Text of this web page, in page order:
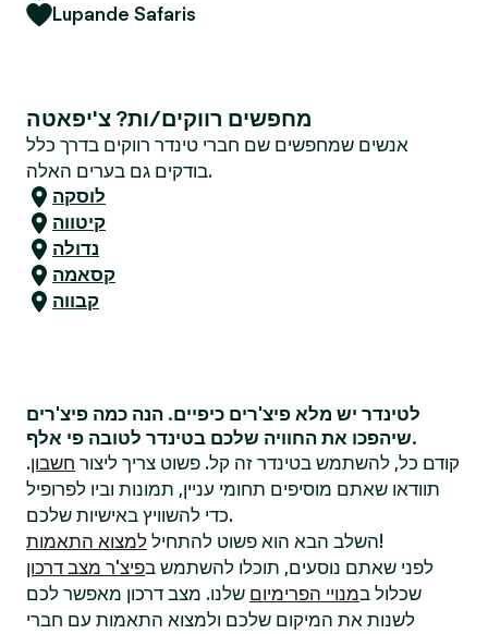
Lupande Safaris
מחפשים רווקים/ות? צ'יפאטה
אנשים שמחפשים שם חברי טינדר רווקים בדרך כלל
בודקים גם בערים האלה.
לוסקה
קיטווה
נדולה
קסאמה
קבווה
לטינדר יש מלא פיצ'רים כיפיים. הנה כמה פיצ'רים
שיהפכו את החוויה שלכם בטינדר לטובה פי אלף.
קודם כל, להשתמש בטינדר זה קל. פשוט צריך ליצור חשבון.
תוודאו שאתם מוסיפים תחומי עניין, תמונות וביו לפרופיל
כדי להשוויץ באישיות שלכם.
השלב הבא הוא פשוט להתחיל למצוא התאמות
!
לפני שאתם נוסעים, תוכלו להשתמש בפיצ'ר מצב דרכון
שכלול במנויי הפרימיום שלנו. מצב דרכון מאפשר לכם
לשנות את המיקום שלכם ולמצוא התאמות עם חברי